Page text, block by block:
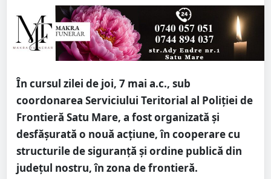
În cursul zilei de joi, 7 mai a.c., sub
coordonarea Serviciului Teritorial al Poliției de
Frontieră Satu Mare, a fost organizată și
desfășurată o nouă acțiune, în cooperare cu
structurile de siguranță și ordine publică din
județul nostru, în zona de frontieră.